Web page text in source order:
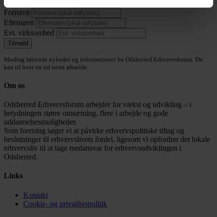
E-mail*
Fornavn
Efternavn
Evt. virksomhed
Modtag løbende nyheder og informationer fra Odsherred Erhvervsforum. Du
kan til hver en tid nemt afmelde.
Om os
Odsherred Erhvervsforum arbejder for vækst og udvikling – i
betydningen større omsætning, flere i arbejde og gode
uddannelsesmuligheder.
Som forening søger vi at påvirke erhvervspolitiske tiltag og
beslutninger til erhvervslivets fordel, ligesom vi opfordrer det lokale
erhvervsliv til at tage medansvar for erhvervsudviklingen i
Odsherred.
Links
Kontakt
Cookie- og privatlivspolitik